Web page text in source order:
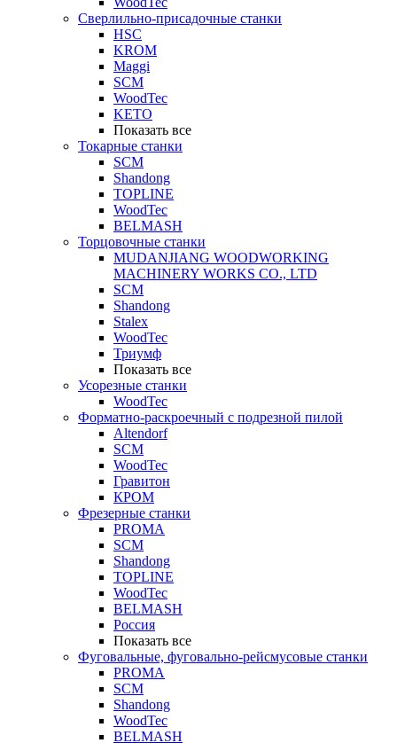
Сверлильно-присадочные станки
HSC
KROM
Maggi
SCM
WoodTec
KETO
Показать все
Токарные станки
SCM
Shandong
TOPLINE
WoodTec
BELMASH
Торцовочные станки
MUDANJIANG WOODWORKING
MACHINERY WORKS CO., LTD
SCM
Shandong
Stalex
WoodTec
Триумф
Показать все
Усорезные станки
WoodTec
Форматно-раскроечный с подрезной пилой
Altendorf
SCM
WoodTec
Гравитон
КРОМ
Фрезерные станки
PROMA
SCM
Shandong
TOPLINE
WoodTec
BELMASH
Россия
Показать все
Фуговальные, фуговально-рейсмусовые станки
PROMA
SCM
Shandong
WoodTec
BELMASH